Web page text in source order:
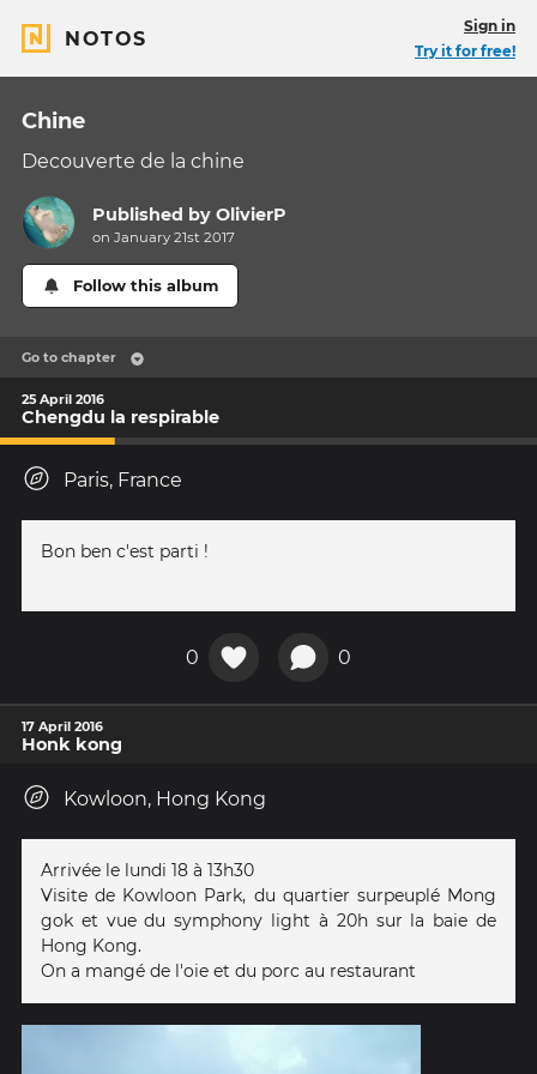
NOTOS
Sign in
Try it for free!
Chine
Decouverte de la chine
Published byOlivierP
on January 21st 2017
Follow this album
Go to chapter
25 April 2016
Chengdu la respirable
Paris, France
Bon ben c'est parti !
0 0
17 April 2016
Honk kong
Kowloon, Hong Kong
Arrivée le lundi 18 à 13h30
Visite de Kowloon Park, du quartier surpeuplé Mong
gok et vue du symphony light à 20h sur la baie de
Hong Kong.
On a mangé de l'oie et du porc au restaurant